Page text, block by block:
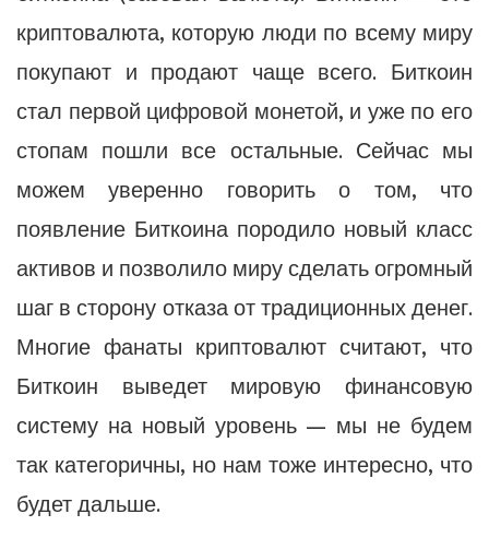
криптовалюта, которую люди по всему миру
покупают и продают чаще всего. Биткоин
стал первой цифровой монетой, и уже по его
стопам пошли все остальные. Сейчас мы
можем уверенно говорить о том, что
появление Биткоина породило новый класс
активов и позволило миру сделать огромный
шаг в сторону отказа от традиционных денег.
Многие фанаты криптовалют считают, что
Биткоин выведет мировую финансовую
систему на новый уровень — мы не будем
так категоричны, но нам тоже интересно, что
будет дальше.